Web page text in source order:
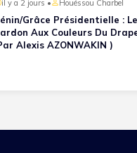
il y a 2 jours • Houéssou Charbel
Grâce Présidentielle : Le
Aux Couleurs Du
Alexis AZONWAKIN )